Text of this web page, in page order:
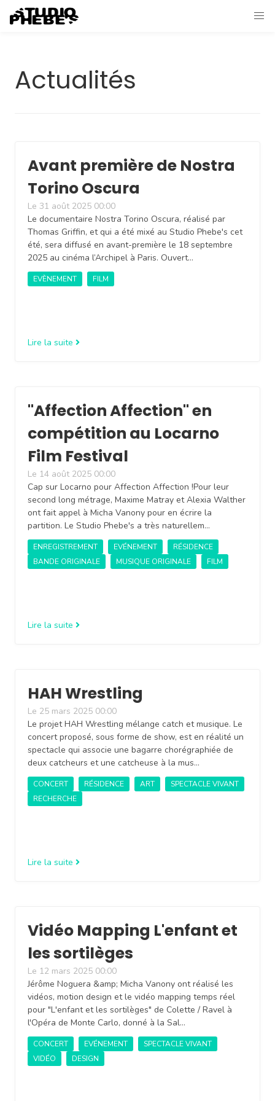
Actualités
Avant première de Nostra
Torino Oscura
Le 31 août 2025 00:00
Le documentaire Nostra Torino Oscura, réalisé par
Thomas Griffin, et qui a été mixé au Studio Phebe's cet
été, sera diffusé en avant-première le 18 septembre
2025 au cinéma l’Archipel à Paris. Ouvert…
EVÈNEMENT FILM
Lire la suite
"Affection Affection" en
compétition au Locarno
Film Festival
Le 14 août 2025 00:00
Cap sur Locarno pour Affection Affection !Pour leur
second long métrage, Maxime Matray et Alexia Walther
ont fait appel à Micha Vanony pour en écrire la
partition. Le Studio Phebe's a très naturellem…
ENREGISTREMENT EVÉNEMENT
RÉSIDENCE
BANDE ORIGINALE
MUSIQUE ORIGINALE FILM
Lire la suite
HAH Wrestling
Le 25 mars 2025 00:00
Le projet HAH Wrestling mélange catch et musique. Le
concert proposé, sous forme de show, est en réalité un
spectacle qui associe une bagarre chorégraphiée de
deux catcheurs et une catcheuse à la mus…
CONCERT RÉSIDENCE ART
SPECTACLE VIVANT
RECHERCHE
Lire la suite
Vidéo Mapping L'enfant et
les sortilèges
Le 12 mars 2025 00:00
Jérôme Noguera &amp; Micha Vanony ont réalisé les
vidéos, motion design et le vidéo mapping temps réel
pour "L'enfant et les sortilèges" de Colette / Ravel à
l'Opéra de Monte Carlo, donné à la Sal…
CONCERT EVÉNEMENT
SPECTACLE VIVANT
VIDÉO
DESIGN